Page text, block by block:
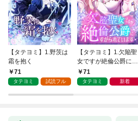
【タテヨミ】1.野茨は
霜を抱く
71
タテヨミ 試読フル
【タテヨミ】1.欠陥聖
女ですが絶倫公爵にす
がられています
71
タテヨミ 新着